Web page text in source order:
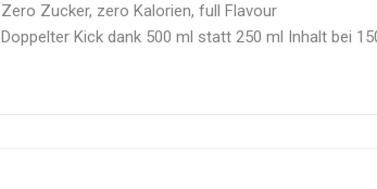
Zero Zucker, zero Kalorien, full Flavour
Doppelter Kick dank 500 ml statt 250 ml Inhalt bei